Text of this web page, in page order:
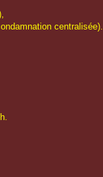
centralisée).